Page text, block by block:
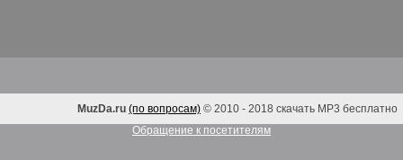
MuzDa.ru (по вопросам) © 2010 - 2018 скачать MP3 бесплатно
Обращение к посетителям